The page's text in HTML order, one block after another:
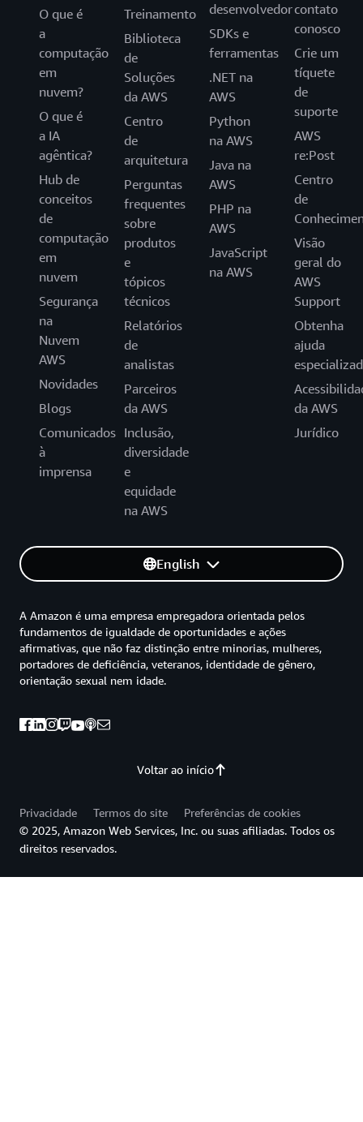
O que é
a
computação
em
nuvem?
O que é
a IA
agêntica?
Hub de
conceitos
de
computação
em
nuvem
Segurança
na
Nuvem
AWS
Novidades
Blogs
Comunicados
à
imprensa
Treinamento
Biblioteca
de
Soluções
da AWS
Centro
de
arquitetura
Perguntas
frequentes
sobre
produtos
e
tópicos
técnicos
Relatórios
de
analistas
Parceiros
da AWS
Inclusão,
diversidade
e
equidade
na AWS
desenvolvedor
SDKs e
ferramentas
.NET na
AWS
Python
na AWS
Java na
AWS
PHP na
AWS
JavaScript
na AWS
contato
conosco
Crie um
tíquete
de
suporte
AWS
re:Post
Centro
de
Visão
geral do
AWS
Support
Obtenha
ajuda
da AWS
Jurídico
English
Voltar ao início
A Amazon é uma empresa empregadora orientada pelos
fundamentos de igualdade de oportunidades e ações
afirmativas, que não faz distinção entre minorias, mulheres,
portadores de deficiência, veteranos, identidade de gênero,
orientação sexual nem idade.
Privacidade Termos do site
Preferências de cookies
© 2025, Amazon Web Services, Inc. ou suas afiliadas. Todos os
direitos reservados.